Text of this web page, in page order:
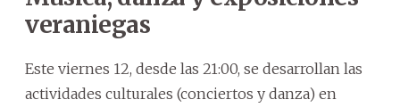
veraniegas
Este viernes 12, desde las 21:00, se desarrollan las
actividades culturales (conciertos y danza) en